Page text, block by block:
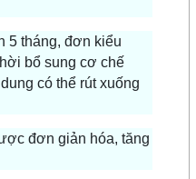
5 tháng, đơn kiểu
bổ sung cơ chế
có thể rút xuống
đơn giản hóa, tăng